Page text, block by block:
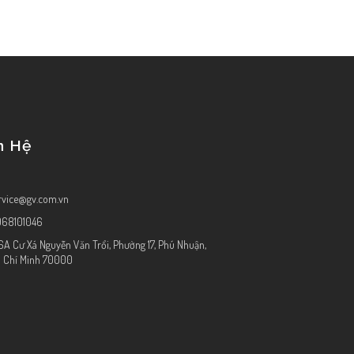
Hệ
Cư Xá Nguyễn Văn Trổi, Phường 17, Phú Nhuận,
Chí Minh 70000